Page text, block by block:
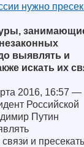
нужно
выявлять и
искать их
2016, 16:57 —
Российской
Путин
и пресекать